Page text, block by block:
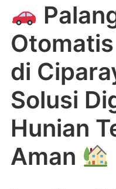
di
Solusi
Hunian
Aman